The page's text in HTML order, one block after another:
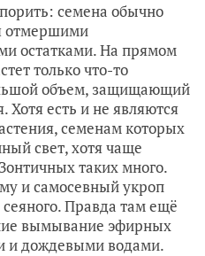
семена обычно
отмершими
остатками. На прямом
только что-то
объем, защищающий
Хотя есть и не являются
семенам которых
свет, хотя чаще
таких много.
и самосевный укроп
Правда там ещё
вымывание эфирных
и дождевыми водами.